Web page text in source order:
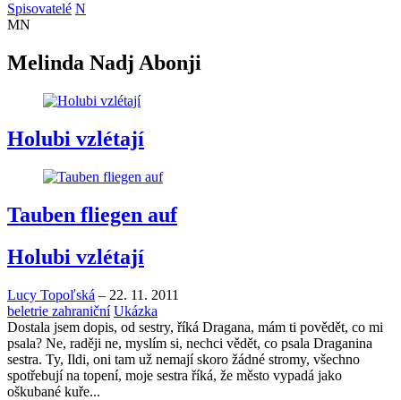
Spisovatelé N
MN
Melinda Nadj Abonji
Holubi vzlétají
Tauben fliegen auf
Holubi vzlétají
Lucy Topoľská – 22. 11. 2011
beletrie zahraniční Ukázka
Dostala jsem dopis, od sestry, říká Dragana, mám ti povědět, co mi
psala? Ne, raději ne, myslím si, nechci vědět, co psala Draganina
sestra. Ty, Ildi, oni tam už nemají skoro žádné stromy, všechno
spotřebují na topení, moje sestra říká, že město vypadá jako
oškubané kuře...